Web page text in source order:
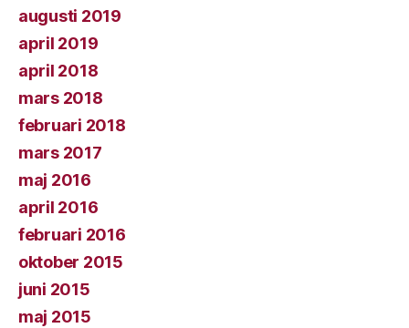
augusti 2019
april 2019
april 2018
mars 2018
februari 2018
mars 2017
maj 2016
april 2016
februari 2016
oktober 2015
juni 2015
maj 2015